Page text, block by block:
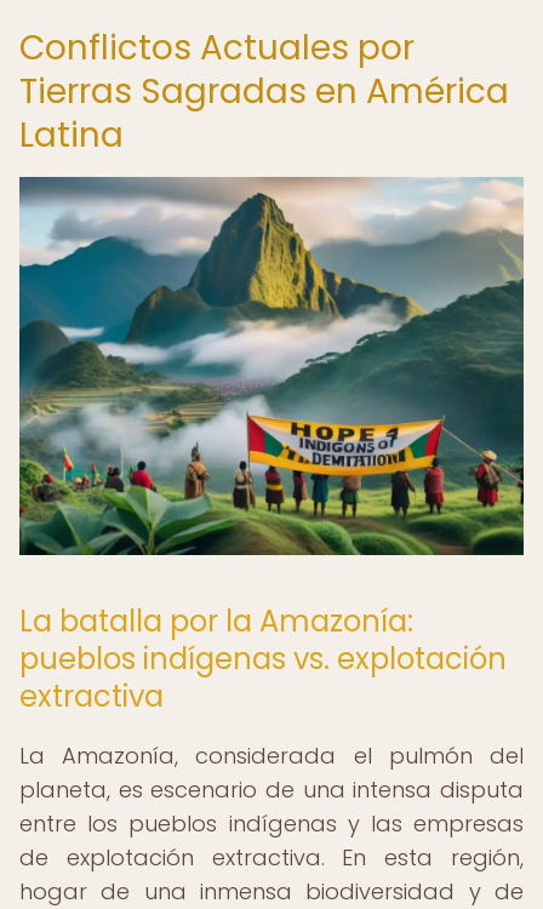
Conflictos Actuales por
Tierras Sagradas en América
Latina
La batalla por la Amazonía:
pueblos indígenas vs. explotación
extractiva
La Amazonía, considerada el pulmón del
planeta, es escenario de una intensa disputa
entre los pueblos indígenas y las empresas
de explotación extractiva. En esta región,
hogar de una inmensa biodiversidad y de